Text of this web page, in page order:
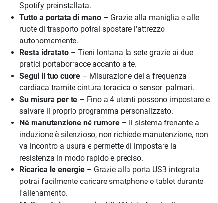
Spotify preinstallata.
Tutto a portata di mano – Grazie alla maniglia e alle
ruote di trasporto potrai spostare l'attrezzo
autonomamente.
Resta idratato – Tieni lontana la sete grazie ai due
pratici portaborracce accanto a te.
Segui il tuo cuore – Misurazione della frequenza
cardiaca tramite cintura toracica o sensori palmari.
Su misura per te – Fino a 4 utenti possono impostare e
salvare il proprio programma personalizzato.
Né manutenzione né rumore – Il sistema frenante a
induzione è silenzioso, non richiede manutenzione, non
va incontro a usura e permette di impostare la
resistenza in modo rapido e preciso.
Ricarica le energie – Grazie alla porta USB integrata
potrai facilmente caricare smatphone e tablet durante
l'allenamento.